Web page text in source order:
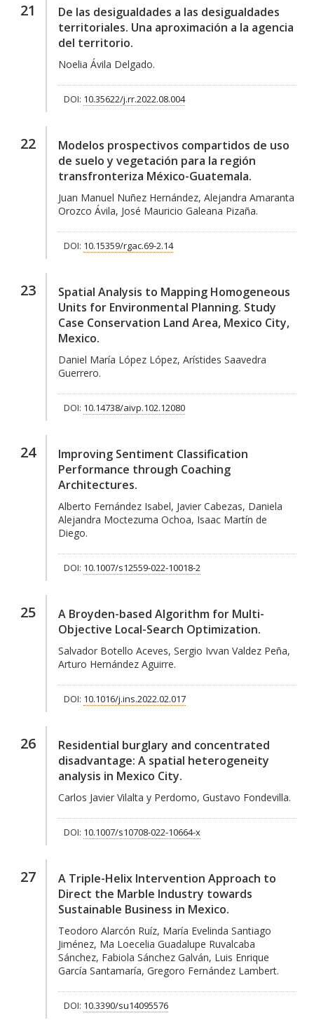
21
De las desigualdades a las desigualdades
territoriales. Una aproximación a la agencia
del territorio.
Noelia Ávila Delgado.
DOI: 10.35622/j.rr.2022.08.004
22
Modelos prospectivos compartidos de uso
de suelo y vegetación para la región
transfronteriza México-Guatemala.
Juan Manuel Nuñez Hernández, Alejandra Amaranta
Orozco Ávila, José Mauricio Galeana Pizaña.
DOI: 10.15359/rgac.69-2.14
23
Spatial Analysis to Mapping Homogeneous
Units for Environmental Planning. Study
Case Conservation Land Area, Mexico City,
Mexico.
Daniel María López López, Arístides Saavedra
Guerrero.
DOI: 10.14738/aivp.102.12080
24
Improving Sentiment Classification
Performance through Coaching
Architectures.
Alberto Fernández Isabel, Javier Cabezas, Daniela
Alejandra Moctezuma Ochoa, Isaac Martín de
Diego.
DOI: 10.1007/s12559-022-10018-2
25
A Broyden-based Algorithm for Multi-
Objective Local-Search Optimization.
Salvador Botello Aceves, Sergio Ivvan Valdez Peña,
Arturo Hernández Aguirre.
DOI: 10.1016/j.ins.2022.02.017
26
Residential burglary and concentrated
disadvantage: A spatial heterogeneity
analysis in Mexico City.
Carlos Javier Vilalta y Perdomo, Gustavo Fondevilla.
DOI: 10.1007/s10708-022-10664-x
27
A Triple-Helix Intervention Approach to
Direct the Marble Industry towards
Sustainable Business in Mexico.
Teodoro Alarcón Ruíz, María Evelinda Santiago
Jiménez, Ma Loecelia Guadalupe Ruvalcaba
Sánchez, Fabiola Sánchez Galván, Luis Enrique
García Santamaría, Gregoro Fernández Lambert.
DOI: 10.3390/su14095576